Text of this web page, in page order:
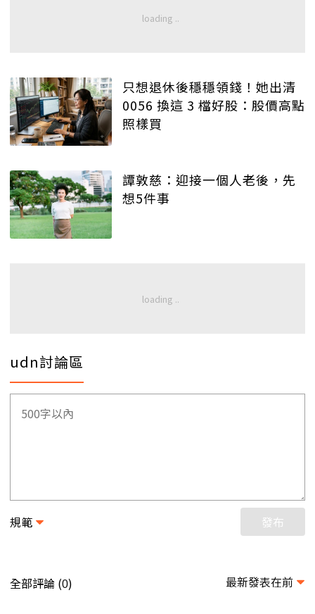
只想退休後穩穩領錢！她出清
0056 換這 3 檔好股：股價高點
照樣買
譚敦慈：迎接一個人老後，先
想5件事
udn討論區
規範 發布
全部評論 (0) 最新發表在前